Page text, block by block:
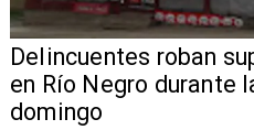
Delincuentes roban
en Río Negro durante
domingo